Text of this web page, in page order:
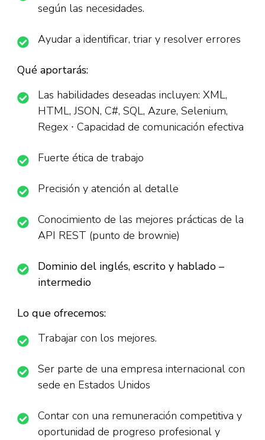
según las necesidades.
Ayudar a identificar, triar y resolver errores
Qué aportarás:
Las habilidades deseadas incluyen: XML,
HTML, JSON, C#, SQL, Azure, Selenium,
Regex ∙ Capacidad de comunicación efectiva
Fuerte ética de trabajo
Precisión y atención al detalle
Conocimiento de las mejores prácticas de la
API REST (punto de brownie)
Dominio del inglés, escrito y hablado –
intermedio
Lo que ofrecemos:
Trabajar con los mejores.
Ser parte de una empresa internacional con
sede en Estados Unidos
Contar con una remuneración competitiva y
oportunidad de progreso profesional y